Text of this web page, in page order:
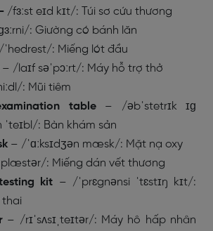
/fɜːst eɪd kɪt/: Túi sơ cứu thương
: Giường có bánh lăn
: Miếng lót đầu
– /laɪf səˈpɔːrt/: Máy hỗ trợ thở
: Mũi tiêm
table– /əbˈstetrɪk ɪɡ
ˈteɪbl/: Bàn khám sản
– /ˈɑːksɪdʒən mæsk/: Mặt nạ oxy
: Miếng dán vết thương
kit – /ˈprɛgnənsi ˈtɛstɪŋ kɪt/:
– /rɪˈsʌsɪˌteɪtər/: Máy hô hấp nhân